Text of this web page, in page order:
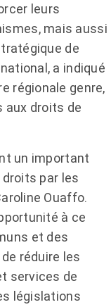
leurs
mais aussi
de
a indiqué
régionale genre,
aux droits de
un important
par les
Ouaffo.
à ce
et des
réduire les
services de
législations